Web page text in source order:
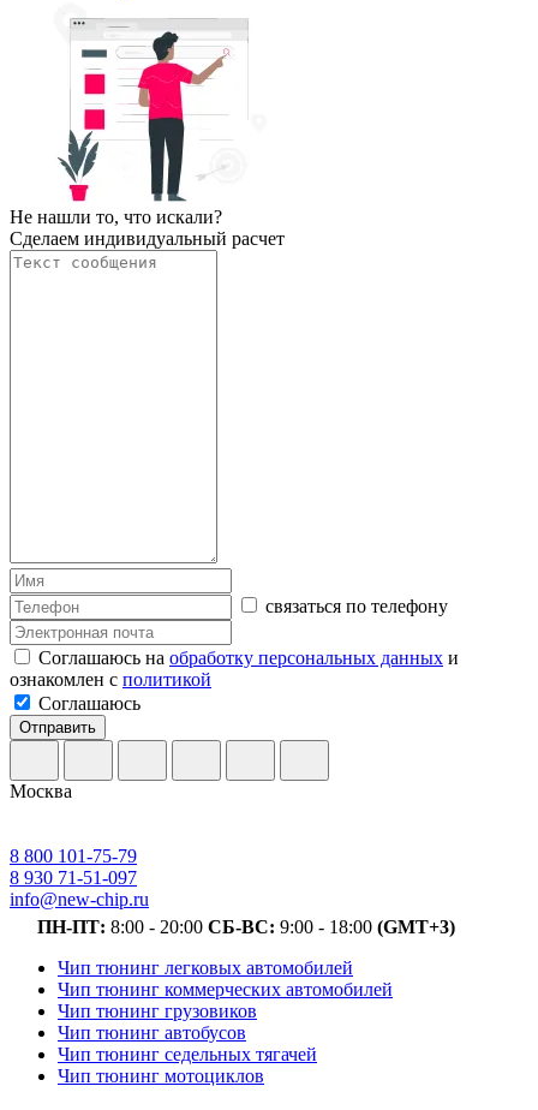
Не нашли то, что искали?
Сделаем индивидуальный расчет
связаться по телефону
Соглашаюсь на обработку персональных данных и
ознакомлен с политикой
Соглашаюсь
Отправить
Москва
8 800 101-75-79
8 930 71-51-097
info@new-chip.ru
ПН-ПТ: 8:00 - 20:00 СБ-ВС: 9:00 - 18:00 (GMT+3)
Чип тюнинг легковых автомобилей
Чип тюнинг коммерческих автомобилей
Чип тюнинг грузовиков
Чип тюнинг автобусов
Чип тюнинг седельных тягачей
Чип тюнинг мотоциклов